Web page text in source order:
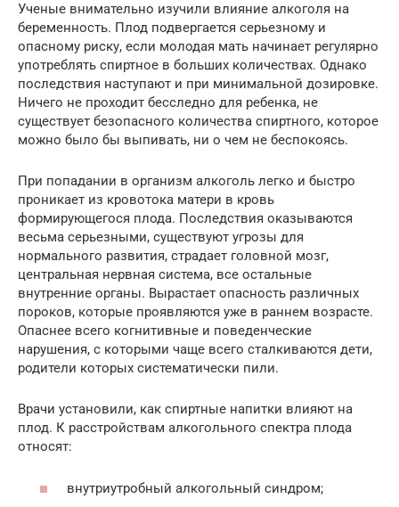
Ученые внимательно изучили влияние алкоголя на
беременность. Плод подвергается серьезному и
опасному риску, если молодая мать начинает регулярно
употреблять спиртное в больших количествах. Однако
последствия наступают и при минимальной дозировке.
Ничего не проходит бесследно для ребенка, не
существует безопасного количества спиртного, которое
можно было бы выпивать, ни о чем не беспокоясь.
При попадании в организм алкоголь легко и быстро
проникает из кровотока матери в кровь
формирующегося плода. Последствия оказываются
весьма серьезными, существуют угрозы для
нормального развития, страдает головной мозг,
центральная нервная система, все остальные
внутренние органы. Вырастает опасность различных
пороков, которые проявляются уже в раннем возрасте.
Опаснее всего когнитивные и поведенческие
нарушения, с которыми чаще всего сталкиваются дети,
родители которых систематически пили.
Врачи установили, как спиртные напитки влияют на
плод. К расстройствам алкогольного спектра плода
относят:
внутриутробный алкогольный синдром;